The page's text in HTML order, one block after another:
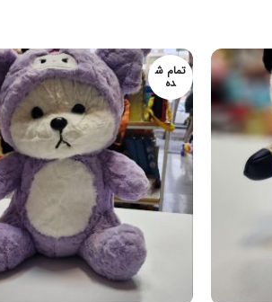
تمام ش
ده